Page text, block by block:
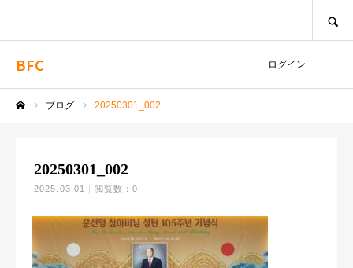
BFC ログイン
ブログ 20250301_002
20250301_002
2025.03.01 閲覧数：0